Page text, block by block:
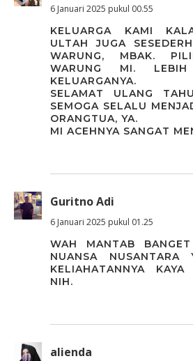
6 Januari 2025 pukul 00.55
KELUARGA KAMI
ULTAH JUGA
WARUNG, MBAK.
WARUNG MI.
KELUARGANYA.
SELAMAT ULANG
SEMOGA SELALU
ORANGTUA, YA.
MI ACEHNYA SANGAT
Guritno Adi
6 Januari 2025 pukul 01.25
WAH MANTAB
NUANSA
KELIAHATANNYA
NIH.
alienda